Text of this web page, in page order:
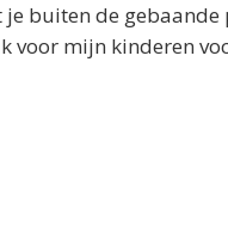
buiten de gebaande
voor mijn kinderen